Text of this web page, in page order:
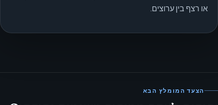
או רצף בין ערוצים.
הצעד המומלץ הבא